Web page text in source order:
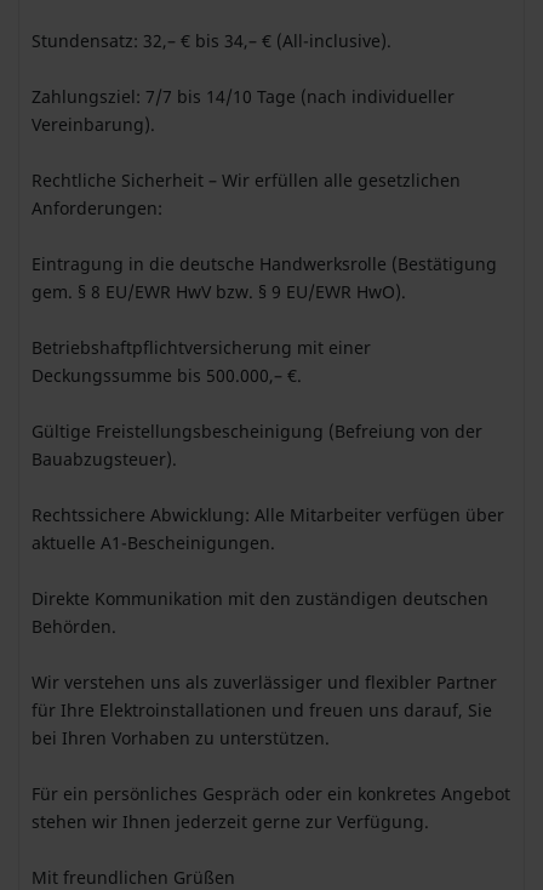
Stundensatz: 32,– € bis 34,– € (All-inclusive).
Zahlungsziel: 7/7 bis 14/10 Tage (nach individueller
Vereinbarung).
Rechtliche Sicherheit – Wir erfüllen alle gesetzlichen
Anforderungen:
Eintragung in die deutsche Handwerksrolle (Bestätigung
gem. § 8 EU/EWR HwV bzw. § 9 EU/EWR HwO).
Betriebshaftpflichtversicherung mit einer
Deckungssumme bis 500.000,– €.
Gültige Freistellungsbescheinigung (Befreiung von der
Bauabzugsteuer).
Rechtssichere Abwicklung: Alle Mitarbeiter verfügen über
aktuelle A1-Bescheinigungen.
Direkte Kommunikation mit den zuständigen deutschen
Behörden.
Wir verstehen uns als zuverlässiger und flexibler Partner
für Ihre Elektroinstallationen und freuen uns darauf, Sie
bei Ihren Vorhaben zu unterstützen.
Für ein persönliches Gespräch oder ein konkretes Angebot
stehen wir Ihnen jederzeit gerne zur Verfügung.
Mit freundlichen Grüßen